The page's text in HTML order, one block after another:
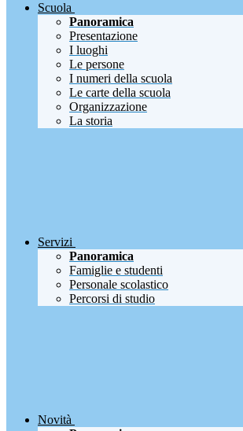
Scuola
Panoramica
Presentazione
I luoghi
Le persone
I numeri della scuola
Le carte della scuola
Organizzazione
La storia
Servizi
Panoramica
Famiglie e studenti
Personale scolastico
Percorsi di studio
Novità